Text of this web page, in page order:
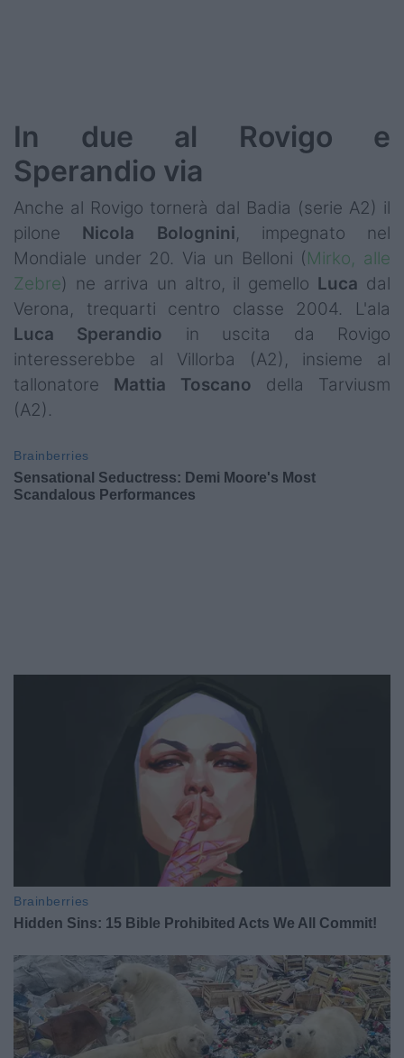
In due al Rovigo e
Sperandio via
Anche al Rovigo tornerà dal Badia (serie A2) il
pilone Nicola Bolognini, impegnato nel
Mondiale under 20. Via un Belloni (Mirko, alle
Zebre) ne arriva un altro, il gemello Luca dal
Verona, trequarti centro classe 2004. L'ala
Luca Sperandio in uscita da Rovigo
interesserebbe al Villorba (A2), insieme al
tallonatore Mattia Toscano della Tarviusm
(A2).